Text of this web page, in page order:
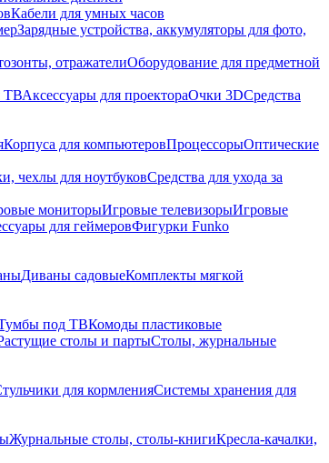
Кабели для умных часов
Зарядные устройства, аккумуляторы для фото,
отражателиОборудование для предметной
ТВАксессуары для проектораОчки 3DСредства
Корпуса для компьютеровПроцессорыОптические
чехлы для ноутбуковСредства для ухода за
мониторыИгровые телевизорыИгровые
для геймеровФигурки Funko
Диваны садовыеКомплекты мягкой
под ТВКомоды пластиковые
столы и партыСтолы, журнальные
для кормленияСистемы хранения для
Журнальные столы, столы-книгиКресла-качалки,